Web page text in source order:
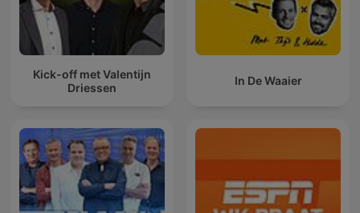
Kick-off met Valentijn
Driessen
In De Waaier